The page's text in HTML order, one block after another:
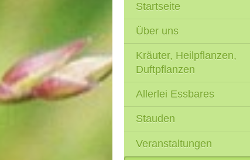
Startseite
Über uns
Kräuter, Heilpflanzen,
Duftpflanzen
Allerlei Essbares
Stauden
Veranstaltungen